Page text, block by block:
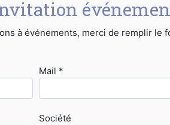
à événements, merci de remplir le
Mail *
Société